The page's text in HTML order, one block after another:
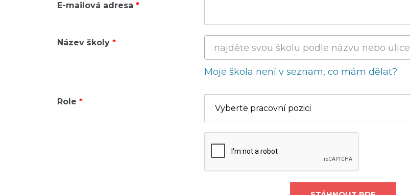
E-mailová adresa
Název školy najděte svou školu podle názvu nebo ulice
Moje škola není v seznam, co mám dělat?
Role